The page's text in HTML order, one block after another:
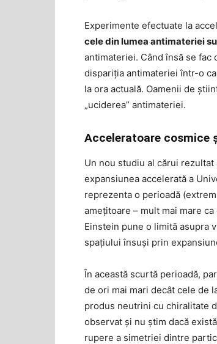
Experimente efectuate la
cele din lumea antimateriei
antimateriei. Când însă se
dispariția antimateriei într-o
la ora actuală. Oamenii de
„uciderea” antimateriei.
Acceleratoare cosmice
Un nou studiu al cărui
expansiunea accelerată a
reprezenta o perioadă
amețitoare – mult mai mare
Einstein pune o limită asupra
spațiului însuși prin
În această scurtă perioadă,
de ori mai mari decât cele de
produs neutrini cu chiralitate
observat și nu știm dacă
rupere a simetriei dintre